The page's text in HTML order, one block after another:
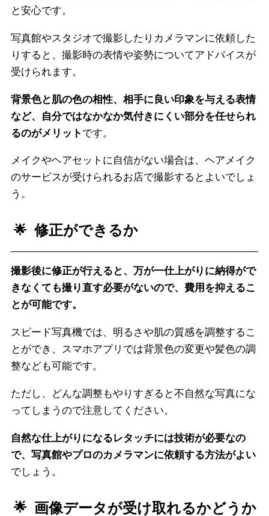
と安心です。
写真館やスタジオで撮影したりカメラマンに依頼した
りすると、撮影時の表情や姿勢についてアドバイスが
受けられます。
背景色と肌の色の相性、相手に良い印象を与える表情
など、自分ではなかなか気付きにくい部分を任せられ
るのがメリット です。
メイクやヘアセットに自信がない場合は、ヘアメイク
のサービスが受けられるお店で撮影するとよいでしょ
う。
修正ができるか
撮影後に修正が行えると、万が一仕上がりに納得がで
きなくても撮り直す必要がないので、費用を抑えるこ
とが可能です。
スピード写真機では、明るさや肌の質感を調整するこ
とができ、スマホアプリでは背景色の変更や髪色の調
整なども可能です。
ただし、どんな調整もやりすぎると不自然な写真にな
ってしまうので注意してください。
自然な仕上がりになるレタッチには技術が必要なの
で、写真館やプロのカメラマンに依頼する方法がよい
でしょう。
画像データが受け取れるかどうか